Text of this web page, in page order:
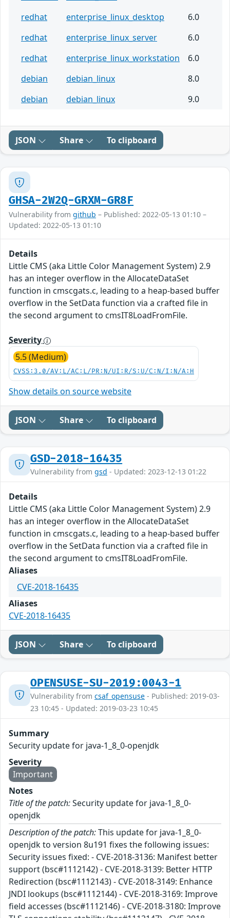
redhat
enterprise_linux_desktop
6.0
redhat
enterprise_linux_server
6.0
redhat
enterprise_linux_workstation
6.0
debian
debian_linux
8.0
debian
debian_linux 9.0
JSON Share To clipboard
GHSA-2W2Q-GRXM-GR8F
Vulnerability from github – Published: 2022-05-13 01:10 –
Updated: 2022-05-13 01:10
Details
Little CMS (aka Little Color Management System) 2.9
has an integer overflow in the AllocateDataSet
function in cmscgats.c, leading to a heap-based buffer
overflow in the SetData function via a crafted file in
the second argument to cmsIT8LoadFromFile.
Severity
5.5 (Medium)
CVSS:3.0/AV:L/AC:L/PR:N/UI:R/S:U/C:N/I:N/A:H
Show details on source website
JSON Share To clipboard
GSD-2018-16435
Vulnerability from gsd - Updated: 2023-12-13 01:22
Details
Little CMS (aka Little Color Management System) 2.9
has an integer overflow in the AllocateDataSet
function in cmscgats.c, leading to a heap-based buffer
overflow in the SetData function via a crafted file in
the second argument to cmsIT8LoadFromFile.
Aliases
CVE-2018-16435
Aliases
CVE-2018-16435
JSON Share To clipboard
OPENSUSE-SU-2019:0043-1
Vulnerability from csaf_opensuse - Published: 2019-03-
23 10:45 - Updated: 2019-03-23 10:45
Summary
Security update for java-1_8_0-openjdk
Severity
Important
Notes
Title of the patch:Security update for java-1_8_0-
openjdk
Description of the patch:This update for java-1_8_0-
openjdk to version 8u191 fixes the following issues:
Security issues fixed: - CVE-2018-3136: Manifest better
support (bsc#1112142) - CVE-2018-3139: Better HTTP
Redirection (bsc#1112143) - CVE-2018-3149: Enhance
JNDI lookups (bsc#1112144) - CVE-2018-3169: Improve
field accesses (bsc#1112146) - CVE-2018-3180: Improve